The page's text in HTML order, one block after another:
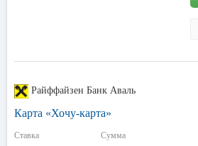
Райффайзен Банк Аваль
Карта «Хочу-карта»
Ставка Сумма